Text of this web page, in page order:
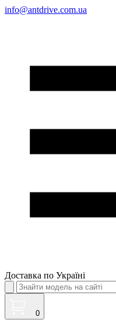
info@antdrive.com.ua
Доставка по Україні
0